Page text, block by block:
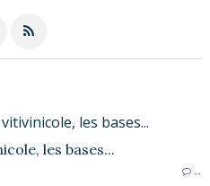
les bases...